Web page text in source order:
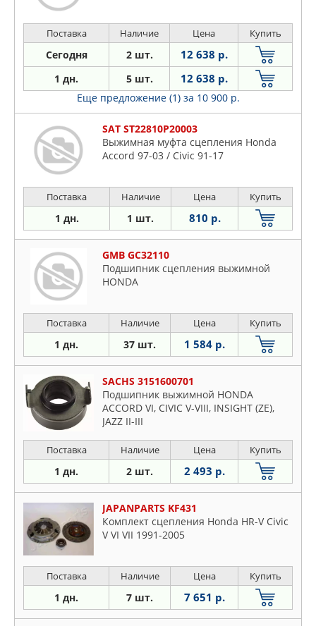
Поставка Наличие Цена Купить
Сегодня 2 шт. 12 638 р.
1 дн. 5 шт. 12 638 р.
Еще предложение (1) за 10 900 р.
SAT ST22810P20003
Выжимная муфта сцепления Honda
Accord 97-03 / Civic 91-17
Поставка Наличие Цена Купить
1 дн. 1 шт. 810 р.
GMB GC32110
Подшипник сцепления выжимной
HONDA
Поставка Наличие Цена Купить
1 дн. 37 шт. 1 584 р.
SACHS 3151600701
Подшипник выжимной HONDA
ACCORD VI, CIVIC V-VIII, INSIGHT (ZE),
JAZZ II-III
Поставка Наличие Цена Купить
1 дн. 2 шт. 2 493 р.
JAPANPARTS KF431
Комплект сцепления Honda HR-V Civic
V VI VII 1991-2005
Поставка Наличие Цена Купить
1 дн. 7 шт. 7 651 р.